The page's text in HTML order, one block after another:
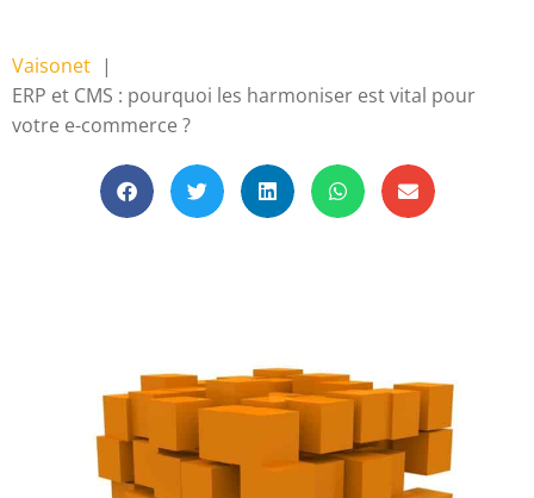
Vaisonet
ERP et CMS : pourquoi les harmoniser est vital pour
votre e-commerce ?